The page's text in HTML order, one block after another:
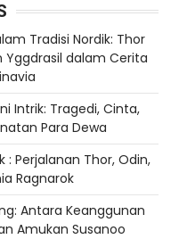
Tradisi Nordik: Thor
Yggdrasil dalam Cerita
Intrik: Tragedi, Cinta,
Para Dewa
: Perjalanan Thor, Odin,
Ragnarok
Antara Keanggunan
Amukan Susanoo